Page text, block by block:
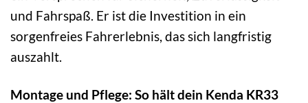
und Fahrspaß. Er ist die Investition in ein
sorgenfreies Fahrerlebnis, das sich langfristig
auszahlt.
Montage und Pflege: So hält dein Kenda KR33